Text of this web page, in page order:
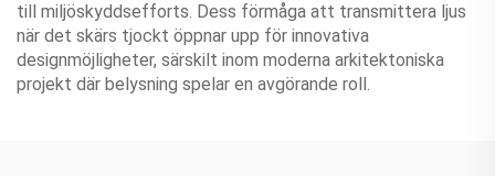
till miljöskyddsefforts. Dess förmåga att transmittera ljus
när det skärs tjockt öppnar upp för innovativa
designmöjligheter, särskilt inom moderna arkitektoniska
projekt där belysning spelar en avgörande roll.